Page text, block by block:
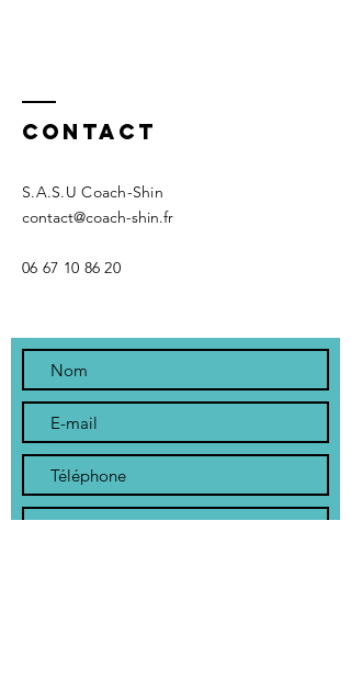
Contact
S.A.S.U Coach-Shin
contact@coach-shin.fr
06 67 10 86 20